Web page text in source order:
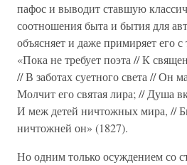
пафос и выводит ставшую
соотношения быта и бытия для
объясняет и даже примиряет его
«Пока не требует поэта // К
// В заботах суетного света // Он
Молчит его святая лира; // Душа
И меж детей ничтожных мира, //
ничтожней он» (1827).
Но одним только осуждением со